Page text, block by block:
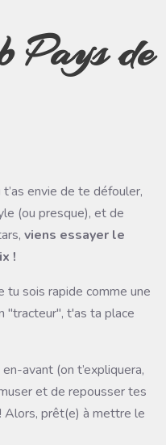
Pays de
envie de te défouler,
(ou presque), et de
viens essayer le
!
tu sois rapide comme une
"tracteur", t'as ta place
avant (on t’expliquera,
et de repousser tes
Alors, prêt(e) à mettre le